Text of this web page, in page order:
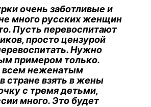
очень заботливые и
много русских женщин
Пусть перевоспитают
просто цензурой
Нужно
примером только.
всем неженатым
стране взять в жены
с тремя детьми,
много. Это будет